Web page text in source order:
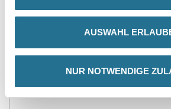
AUSWAHL
NUR NOTWENDIGE
- Frühregenbeständig
Verarbeitungstemp./Luftfeuchte
Verarbeitungstemperatur zwischen + 5 °C
Trocknung.